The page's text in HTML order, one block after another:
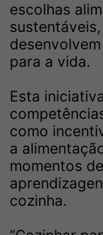
escolhas
para a vida.
Esta
como
a
momentos
cozinha.